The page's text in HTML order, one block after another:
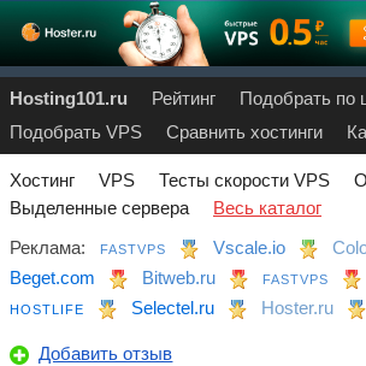
Hosting101.ru Рейтинг
Подобрать по
Подобрать VPS
Сравнить хостинги
Хостинг VPS Тесты скорости VPS
Выделенные сервера
Весь каталог
Реклама:
FASTVPS Vscale.io
Beget.com
Bitweb.ru FASTVPS
HOSTLIFE Selectel.ru Hoster.ru
Добавить отзыв